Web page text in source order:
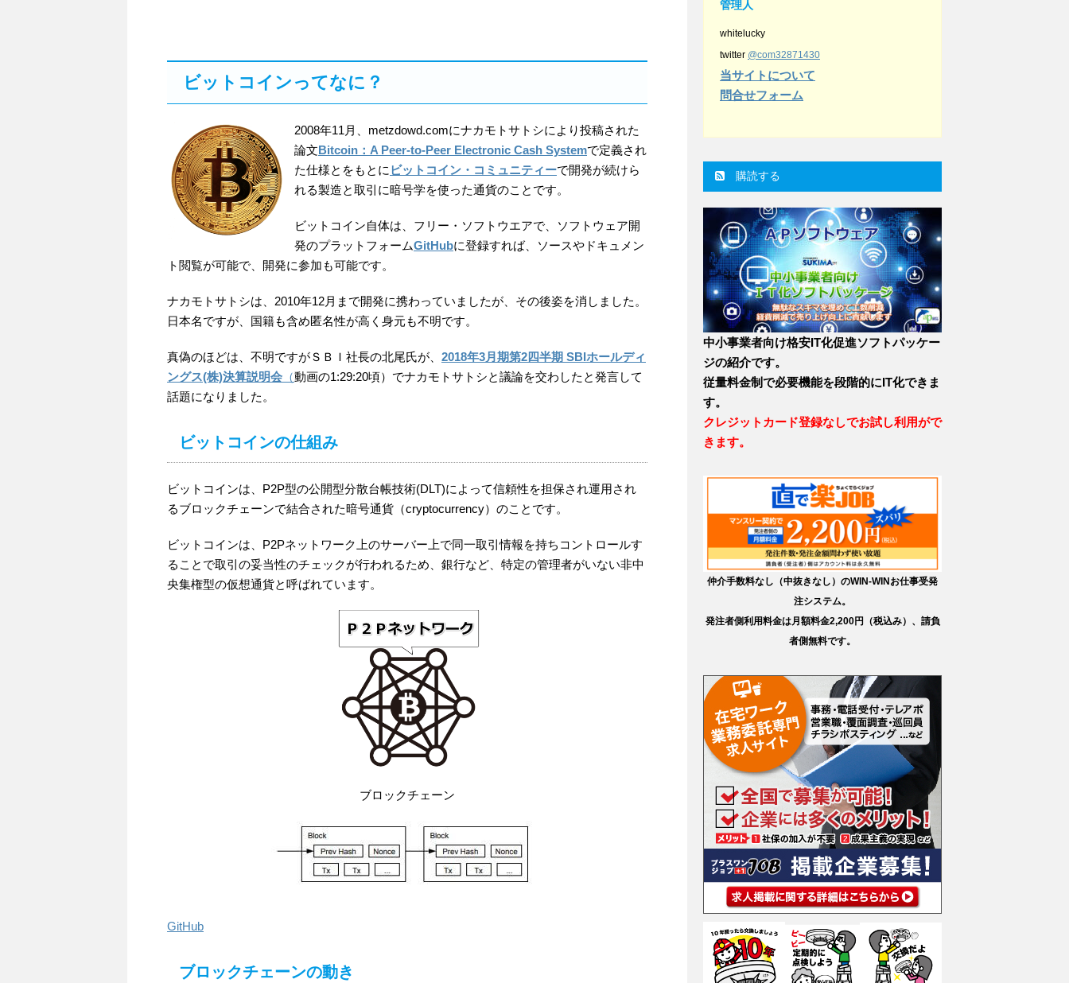
ビットコインってなに？
2008年11月、metzdowd.comにナカモトサトシにより投稿された
論文Bitcoin：A Peer-to-Peer Electronic Cash Systemで定義され
た仕様とをもとに ビットコイン・コミュニティーで開発が続けら
れる製造と取引に暗号学を使った通貨のことです。
ビットコイン自体は、フリー・ソフトウエアで、ソフトウェア開
発のプラットフォームGitHubに登録すれば、ソースやドキュメン
ト閲覧が可能で、開発に参加も可能です。
ナカモトサトシは、2010年12月まで開発に携わっていましたが、その後姿を消しました。
日本名ですが、国籍も含め匿名性が高く身元も不明です。
真偽のほどは、不明ですがＳＢＩ社長の北尾氏が、 2018年3月期第2四半期 SBIホールディ
ングス(株)決算説明会 （動画の1:29:20頃）でナカモトサトシと議論を交わしたと発言して
話題になりました。
ビットコインの仕組み
ビットコインは、P2P型の公開型分散台帳技術(DLT)によって信頼性を担保され運用され
るブロックチェーンで結合された暗号通貨（cryptocurrency）のことです。
ビットコインは、P2Pネットワーク上のサーバー上で同一取引情報を持ちコントロールす
ることで取引の妥当性のチェックが行われるため、銀行など、特定の管理者がいない非中
央集権型の仮想通貨と呼ばれています。
ブロックチェーン
GitHub
ブロックチェーンの動き
管理人
whitelucky
twitter @com32871430
当サイトについて
問合せフォーム
購読する
中小事業者向け格安IT化促進ソフトパッケー
ジの紹介です。
従量料金制で必要機能を段階的にIT化できま
す。
クレジットカード登録なしでお試し利用がで
きます。
仲介手数料なし（中抜きなし）のWIN-WINお仕事受発
注システム。
発注者側利用料金は月額料金2,200円（税込み）、請負
者側無料です。